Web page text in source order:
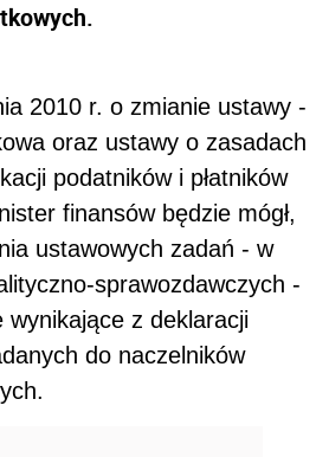
2010 r. o zmianie ustawy -
oraz ustawy o zasadach
podatników i płatników
finansów będzie mógł,
ustawowych zadań - w
sprawozdawczych -
wynikające z deklaracji
do naczelników